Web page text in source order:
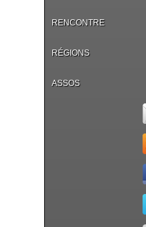
RENCONTRE
RÉGIONS
ASSOS